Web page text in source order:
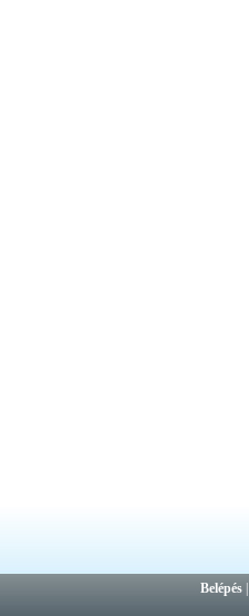
Belépés